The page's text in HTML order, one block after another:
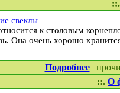
::.
к столовым
Она очень хорошо
Подробнее|
::. О